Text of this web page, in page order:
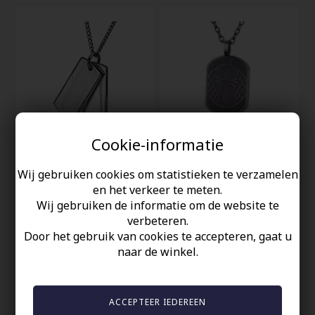
Cookie-informatie
Wij gebruiken cookies om statistieken te verzamelen
en het verkeer te meten.
Wij gebruiken de informatie om de website te
verbeteren.
Door het gebruik van cookies te accepteren, gaat u
naar de winkel.
ketting
34,00 EUR